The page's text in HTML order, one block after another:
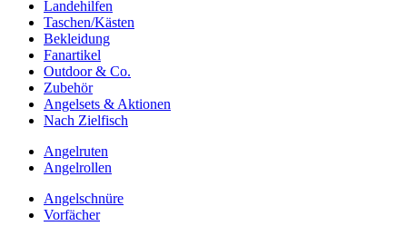
Landehilfen
Taschen/Kästen
Bekleidung
Fanartikel
Outdoor & Co.
Zubehör
Angelsets & Aktionen
Nach Zielfisch
Angelruten
Angelrollen
Angelschnüre
Vorfächer